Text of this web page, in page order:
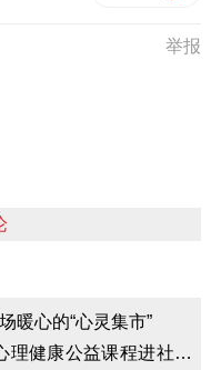
举报
暖心的“心灵集市”
理健康公益课程进社区